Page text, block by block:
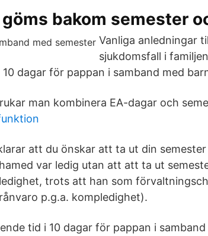
bakom semester
Vanliga anledningar
sjukdomsfall i
dagar för pappan i samband med
man kombinera EA-dagar och
att du önskar att ta ut din
var ledig utan att att ta ut
trots att han som
p.g.a. kompledighet).
tid i 10 dagar för pappan i